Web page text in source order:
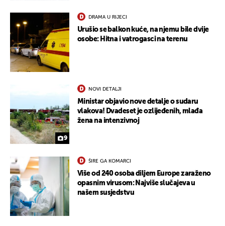
DRAMA U RIJECI
Urušio se balkon kuće, na njemu bile dvije
osobe: Hitna i vatrogasci na terenu
9
NOVI DETALJI
Ministar objavio nove detalje o sudaru
vlakova! Dvadeset je ozlijeđenih, mlađa
žena na intenzivnoj
ŠIRE GA KOMARCI
Više od 240 osoba diljem Europe zaraženo
opasnim virusom: Najviše slučajeva u
našem susjedstvu